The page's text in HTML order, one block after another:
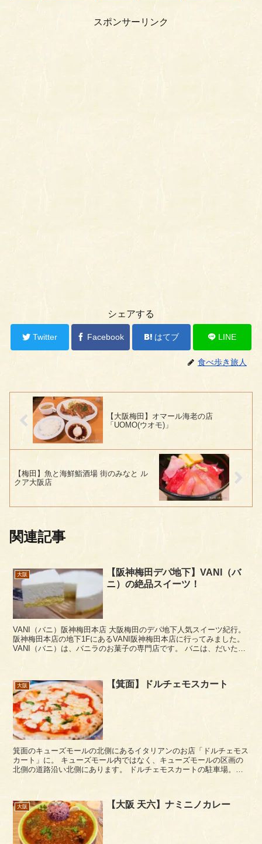
スポンサーリンク
シェアする
Twitter Facebook はてブ LINE
食べ歩き旅人
【大阪梅田】オマール海老の店
「UOMO(ウオモ)」
【梅田】魚と海鮮鮨酒場 街のみなと ル
クア大阪店
関連記事
大阪
【阪神梅田デパ地下】VANI（バ
ニ）の絶品スイーツ！
VANI（バニ）阪神梅田本店 大阪梅田のデパ地下人気スイーツ紀行。
阪神梅田本店の地下1FにあるVANI阪神梅田本店に行ってみました。
VANI（バニ）は、バニラのお菓子の専門店です。 バニは、だいたい
大阪 【箕面】ドルチェモスカート
箕面のキューズモールの北側にあるイタリアンのお店「ドルチェモス
カート」に。 キューズモール内ではなく、キューズモールの区画の
北側の道路沿い北側にあります。 ドルチェモスカートの駐車場。お
店の横にあります。平日でもお昼どきは満車近くなっ...
大阪 【大阪 天六】ナミニノカレー